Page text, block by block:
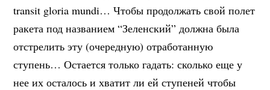
transit gloria mundi… Чтобы продолжать свой полет
ракета под названием “Зеленский” должна была
отстрелить эту (очередную) отработанную
ступень… Остается только гадать: сколько еще у
нее их осталось и хватит ли ей ступеней чтобы